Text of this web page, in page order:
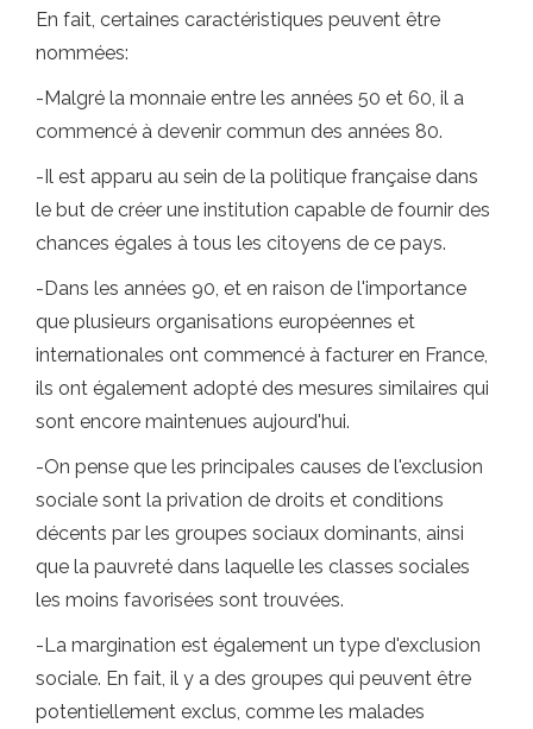
En fait, certaines caractéristiques peuvent être
nommées:
-Malgré la monnaie entre les années 50 et 60, il a
commencé à devenir commun des années 80.
-Il est apparu au sein de la politique française dans
le but de créer une institution capable de fournir des
chances égales à tous les citoyens de ce pays.
-Dans les années 90, et en raison de l'importance
que plusieurs organisations européennes et
internationales ont commencé à facturer en France,
ils ont également adopté des mesures similaires qui
sont encore maintenues aujourd'hui.
-On pense que les principales causes de l'exclusion
sociale sont la privation de droits et conditions
décents par les groupes sociaux dominants, ainsi
que la pauvreté dans laquelle les classes sociales
les moins favorisées sont trouvées.
-La margination est également un type d'exclusion
sociale. En fait, il y a des groupes qui peuvent être
potentiellement exclus, comme les malades